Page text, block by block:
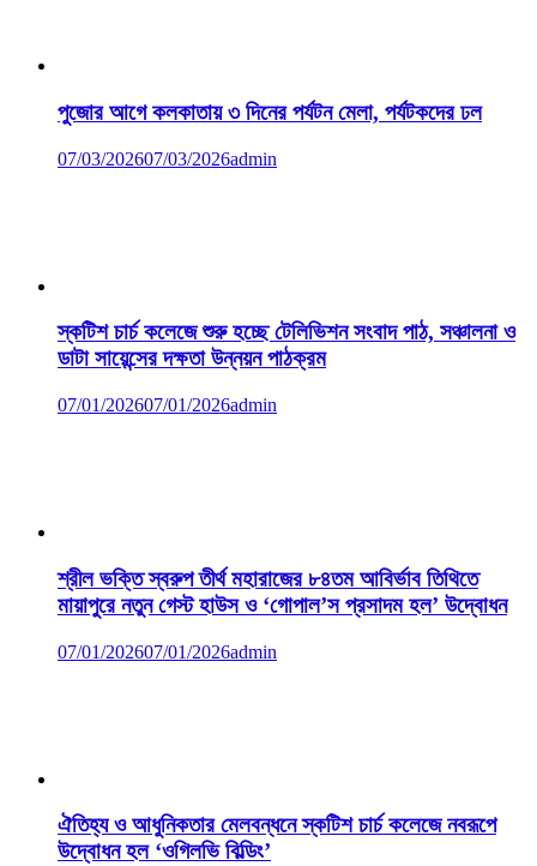
পুজোর আগে কলকাতায় ৩ দিনের পর্যটন মেলা, পর্যটকদের ঢল
07/03/202607/03/2026admin
স্কটিশ চার্চ কলেজে শুরু হচ্ছে টেলিভিশন সংবাদ পাঠ, সঞ্চালনা ও
ডাটা সায়েন্সের দক্ষতা উন্নয়ন পাঠক্রম
07/01/202607/01/2026admin
শ্রীল ভক্তি স্বরুপ তীর্থ মহারাজের ৮৪তম আবির্ভাব তিথিতে
মায়াপুরে নতুন গেস্ট হাউস ও ‘গোপাল’স প্রসাদম হল’ উদ্বোধন
07/01/202607/01/2026admin
ঐতিহ্য ও আধুনিকতার মেলবন্ধনে স্কটিশ চার্চ কলেজে নবরূপে
উদ্বোধন হল ‘ওগিলভি বিল্ডিং’